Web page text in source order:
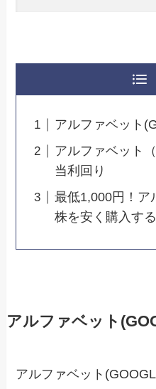
アルファベット
アルファベット
当利回り
最低1,000円！ア
株を安く購入す
アルファベット
アルファベット